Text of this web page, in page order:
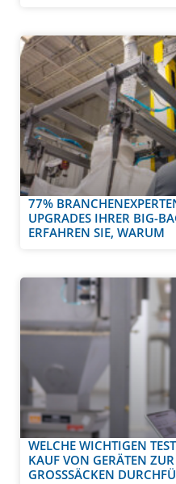
77%
UPGRADES IHRER BIG-
ERFAHREN SIE, WARUM
WELCHE WICHTIGEN
KAUF VON GERÄTEN
GROSSSÄCKEN